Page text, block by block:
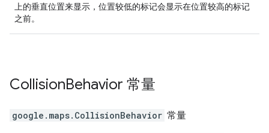
上的垂直位置来显示，位置较低的标记会显示在位置较高的标记
之前。
CollisionBehavior 常量
google.maps. CollisionBehavior 常量